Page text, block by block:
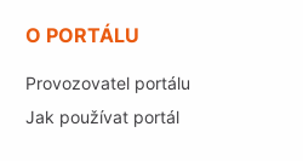
O PORTÁLU
Provozovatel portálu
Jak používat portál